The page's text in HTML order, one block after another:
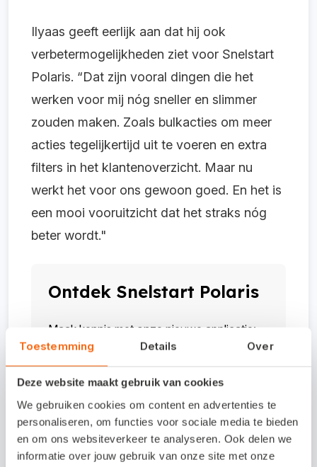
Toestemming Details Over
Deze website maakt gebruik van cookies
We gebruiken cookies om content en advertenties te
personaliseren, om functies voor sociale media te bieden
en om ons websiteverkeer te analyseren. Ook delen we
informatie over jouw gebruik van onze site met onze
Ilyaas geeft eerlijk aan dat hij ook
verbetermogelijkheden ziet voor Snelstart
Polaris. “Dat zijn vooral dingen die het
werken voor mij nóg sneller en slimmer
zouden maken. Zoals bulkacties om meer
acties tegelijkertijd uit te voeren en extra
filters in het klantenoverzicht. Maar nu
werkt het voor ons gewoon goed. En het is
een mooi vooruitzicht dat het straks nóg
beter wordt."
Ontdek Snelstart Polaris
Maak kennis met onze nieuwe applicatie:
Snelstart Polaris. Vertrouwd, met een
moderne interface en slimme functies.
Snel, veilig, eenvoudig en volledig in de
cloud. Zowel voor boekhouders als
ondernemers. Wat Snelstart Polaris jou te
bieden heeft?